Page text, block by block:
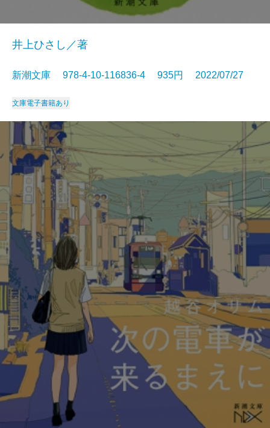
井上ひさし／著
新潮文庫 978-4-10-116836-4 935円 2022/07/27
文庫電子書籍あり